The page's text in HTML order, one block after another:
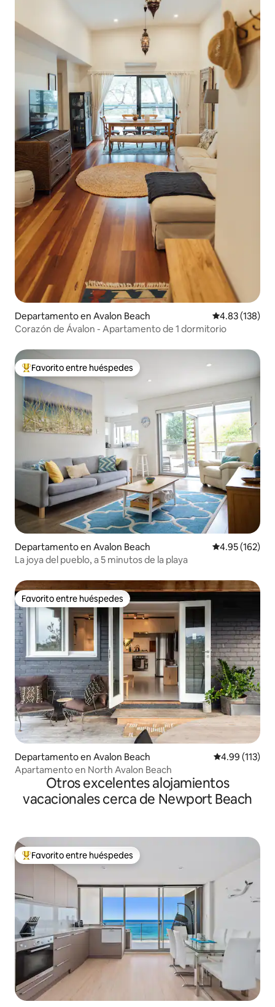
Departamento en Avalon Beach Calificación
4.83 (138)
Corazón de Ávalon - Apartamento de 1 dormitorio
De los mejores en Favorito entre huéspedes
Favorito entre huéspedes
Departamento en Avalon Beach Calificación
4.95 (162)
La joya del pueblo, a 5 minutos de la playa
Favorito entre huéspedes
Favorito entre huéspedes
Departamento en Avalon Beach Calificación
4.99 (113)
Apartamento en North Avalon Beach
Otros excelentes alojamientos
vacacionales cerca de Newport Beach
De los mejores en Favorito entre huéspedes
Favorito entre huéspedes